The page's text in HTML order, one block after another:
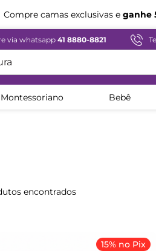
Compre em
via whatsapp41 8880-8821
Montessoriano Bebê
15% no Pix